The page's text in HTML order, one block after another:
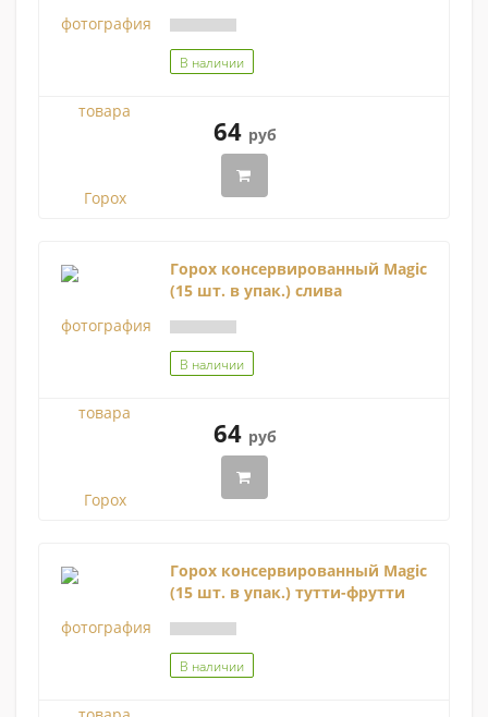
В наличии
64 руб
Горох консервированный Magic
(15 шт. в упак.) слива
В наличии
64 руб
Горох консервированный Magic
(15 шт. в упак.) тутти-фрутти
В наличии